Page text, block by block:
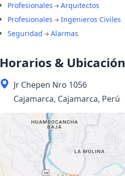
Profesionales
Arquitectos
Profesionales
Ingenieros Civiles
Seguridad
Alarmas
Horarios & Ubicación
Jr Chepen Nro 1056
Cajamarca, Cajamarca, Perú